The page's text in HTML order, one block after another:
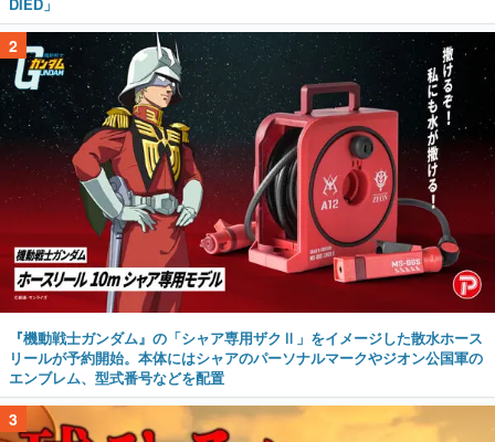
2
『機動戦士ガンダム』の「シャア専用ザクⅡ」をイメージした散水ホース
リールが予約開始。本体にはシャアのパーソナルマークやジオン公国軍の
エンブレム、型式番号などを配置
3